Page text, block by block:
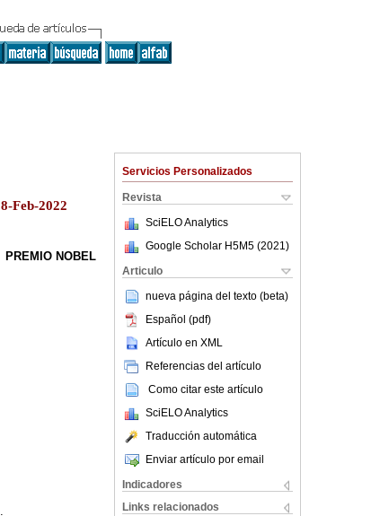
Servicios Personalizados
Revista
SciELO Analytics
Google Scholar H5M5 (2021 )
Articulo
nueva página del texto (beta)
Español (pdf)
Artículo en XML
Referencias del artículo
Como citar este artículo
SciELO Analytics
Traducción automática
Enviar artículo por email
Indicadores
Links relacionados
Feb-2022
PREMIO NOBEL